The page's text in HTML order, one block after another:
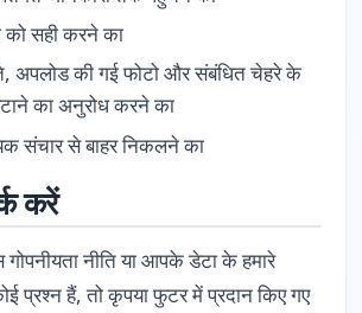
सही करने का
अपलोड की गई फोटो और संबंधित चेहरे के
का अनुरोध करने का
संचार से बाहर निकलने का
करें
नीति या आपके डेटा के हमारे
प्रश्न हैं, तो कृपया फुटर में प्रदान किए गए